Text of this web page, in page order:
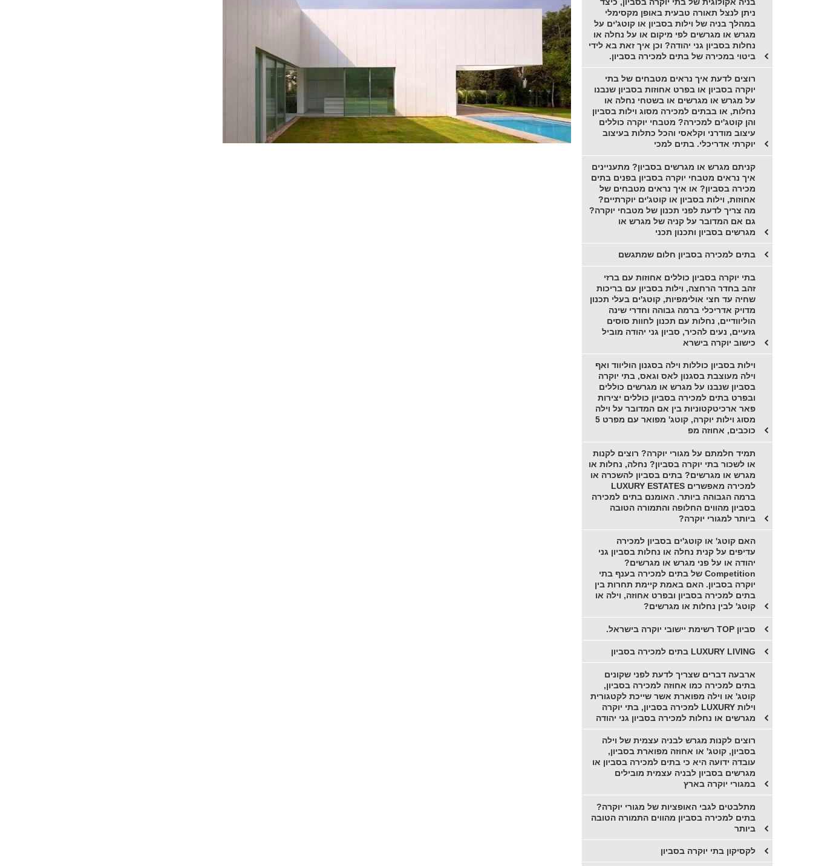
ניתן לנצל תאורה טבעית באופן מקסימלי
במהלך בניה של וילות בסביון או קוטג'ים על
מגרש או מגרשים לפי מיקום או על נחלה או
נחלות בסביון גני יהודה? וכן איך זאת בא לידי
ביטוי במכירה של בתים למכירה בסביון.
רוצים לדעת איך נראים מטבחים של בתי
יוקרה בסביון או בפרט אחוזות בסביון שנבנו
על מגרש או מגרשים או בשטחי נחלה או
נחלות, או בבתים למכירה מסוג וילות בסביון
והן קוטג'ים למכירה? מטבחי יוקרה כוללים
עיצוב מודרני וקלאסי והכל כתלות בעיצוב
יוקרתי אדריכלי. בתים למכי
קניתם מגרש או מגרשים בסביון? מתעניינים
איך נראים מטבחי יוקרה בסביון בפנים בתים
מכירה בסביון? או איך נראים מטבחים של
אחוזות, וילות בסביון או קוטג'ים יוקרתיים?
מה צריך לדעת לפני תכנון של מטבחי יוקרה?
גם אם המדובר על קניה של מגרש או
מגרשים בסביון ותכנון תכני
בתים למכירה בסביון חלום שמתגשם
בתי יוקרה בסביון כוללים אחוזות עם ברזי
זהב בחדר הרחצה, וילות בסביון עם בריכות
שחיה עד חצי אולימפיות, קוטג'ים בעלי תכנון
מדויק אדריכלי ברמה גבוהה וחדרי שינה
הוליוודיים, נחלות עם תכנון לחוות סוסים
גזעיים, נעים להכיר, סביון גני יהודה מוביל
כישוב יוקרה בישרא
וילות בסביון כוללות וילה בסגנון הוליווד ואף
וילה מעוצבת בסגנון לאס וגאס, בתי יוקרה
בסביון שנבנו על מגרש או מגרשים כוללים
ובפרט בתים למכירה בסביון כוללים יצירות
פאר ארכיטקטוניות בין אם המדובר על וילה
מסוג וילות יוקרה, קוטג' מפואר עם מפרט 5
כוכבים, אחוזה מפ
תמיד חלמתם על מגורי יוקרה? רוצים לקנות
או לשכור בתי יוקרה בסביון? נחלה, נחלות או
מגרש או מגרשים? בתים בסביון להשכרה או
למכירה מאפשרים LUXURY ESTATES
ברמה הגבוהה ביותר. האומנם בתים למכירה
בסביון מהווים החלופה והתמורה הטובה
ביותר למגורי יוקרה?
האם קוטג' או קוטג'ים בסביון למכירה
עדיפים על קנית נחלה או נחלות בסביון גני
יהודה או על פני מגרש או מגרשים?
Competition של בתים למכירה בענף בתי
יוקרה בסביון. האם באמת קיימת תחרות בין
בתים למכירה בסביון ובפרט אחוזה, וילה או
קוטג' לבין נחלות או מגרשים?
סביון TOP רשימת יישובי יוקרה בישראל.
LUXURY LIVING בתים למכירה בסביון
ארבעה דברים שצריך לדעת לפני שקונים
בתים למכירה כמו אחוזה למכירה בסביון,
קוטג' או וילה מפוארת אשר שייכת לקטגורית
וילות LUXURY למכירה בסביון, בתי יוקרה
מגרשים או נחלות למכירה בסביון גני יהודה
רוצים לקנות מגרש לבניה עצמית של וילה
בסביון, קוטג' או אחוזה מפוארת בסביון,
עובדה ידועה היא כי בתים למכירה בסביון או
מגרשים בסביון לבניה עצמית מובילים
במגורי יוקרה בארץ
מתלבטים לגבי האופציות של מגורי יוקרה?
בתים למכירה בסביון מהווים התמורה הטובה
ביותר
לקסיקון בתי יוקרה בסביון